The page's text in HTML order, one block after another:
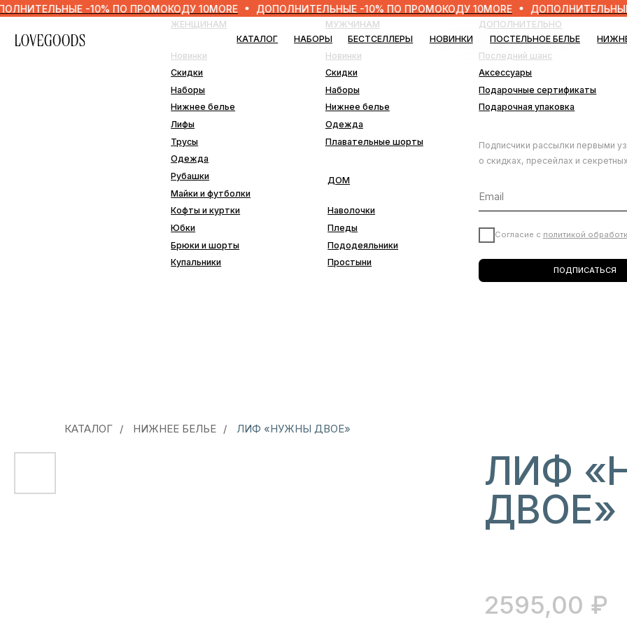
-10% ПО ПРОМОКОДУ 10MORE ДОПОЛНИТЕЛЬНЫЕ -10% ПО ПРОМОКОДУ 10MORE ДОПОЛНИТЕЛЬНЫЕ -10%
БЕСТСЕЛЛЕРЫ НОВИНКИ ПОСТЕЛЬНОЕ БЕЛЬЕ НИЖНЕЕ БЕЛЬЕ
НАБОРЫ
КАТАЛОГ
ЖЕНЩИНАМ
Наволочки
Простыни
Наборы
Нижнее белье
Трусы
Рубашки
Одежда
Лифы
Плавательные шорты
Нижнее белье Подарочная упаковка
Подарочные сертификаты
МУЖЧИНАМ ДОПОЛНИТЕЛЬНО
Брюки и шорты
Купальники
Кофты и куртки
Майки и футболки
Согласие сполитикой обработки данных
ПОДПИСАТЬСЯ
о скидках, пресейлах и секретных дропах
КАТАЛОГ / НИЖНЕЕ БЕЛЬЕ / ЛИФ «НУЖНЫ ДВОЕ»
ЛИФ
ДВОЕ»
2595,00 ₽